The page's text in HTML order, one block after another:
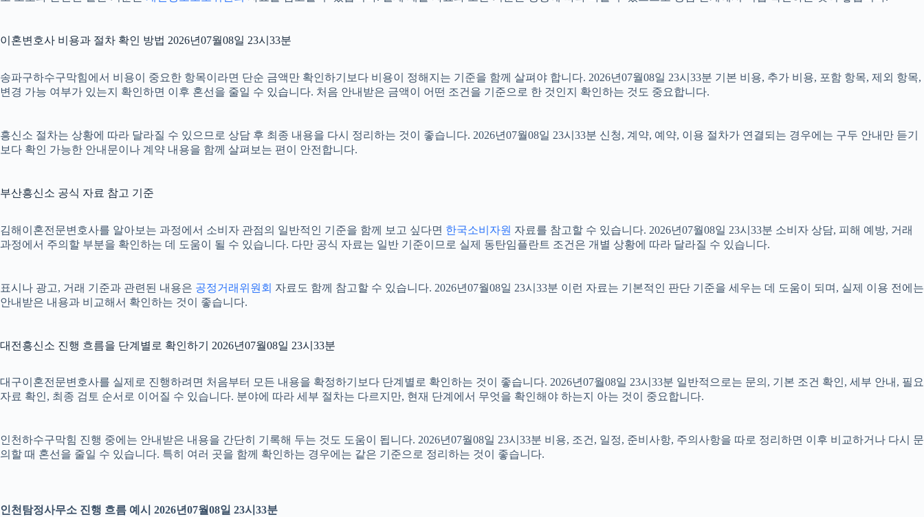
이혼변호사 비용과 절차 확인 방법 2026년07월08일 23시33분
송파구하수구막힘에서 비용이 중요한 항목이라면 단순 금액만 확인하기보다 비용이 정해지는 기준을 함께 살펴야 합니다. 2026년07월08일 23시33분 기본 비용, 추가 비용, 포함 항목, 제외 항목,
변경 가능 여부가 있는지 확인하면 이후 혼선을 줄일 수 있습니다. 처음 안내받은 금액이 어떤 조건을 기준으로 한 것인지 확인하는 것도 중요합니다.
흥신소 절차는 상황에 따라 달라질 수 있으므로 상담 후 최종 내용을 다시 정리하는 것이 좋습니다. 2026년07월08일 23시33분 신청, 계약, 예약, 이용 절차가 연결되는 경우에는 구두 안내만 듣기
보다 확인 가능한 안내문이나 계약 내용을 함께 살펴보는 편이 안전합니다.
부산흥신소 공식 자료 참고 기준
김해이혼전문변호사를 알아보는 과정에서 소비자 관점의 일반적인 기준을 함께 보고 싶다면 한국소비자원 자료를 참고할 수 있습니다. 2026년07월08일 23시33분 소비자 상담, 피해 예방, 거래
과정에서 주의할 부분을 확인하는 데 도움이 될 수 있습니다. 다만 공식 자료는 일반 기준이므로 실제 동탄임플란트 조건은 개별 상황에 따라 달라질 수 있습니다.
표시나 광고, 거래 기준과 관련된 내용은 공정거래위원회 자료도 함께 참고할 수 있습니다. 2026년07월08일 23시33분 이런 자료는 기본적인 판단 기준을 세우는 데 도움이 되며, 실제 이용 전에는
안내받은 내용과 비교해서 확인하는 것이 좋습니다.
대전흥신소 진행 흐름을 단계별로 확인하기 2026년07월08일 23시33분
대구이혼전문변호사를 실제로 진행하려면 처음부터 모든 내용을 확정하기보다 단계별로 확인하는 것이 좋습니다. 2026년07월08일 23시33분 일반적으로는 문의, 기본 조건 확인, 세부 안내, 필요
자료 확인, 최종 검토 순서로 이어질 수 있습니다. 분야에 따라 세부 절차는 다르지만, 현재 단계에서 무엇을 확인해야 하는지 아는 것이 중요합니다.
인천하수구막힘 진행 중에는 안내받은 내용을 간단히 기록해 두는 것도 도움이 됩니다. 2026년07월08일 23시33분 비용, 조건, 일정, 준비사항, 주의사항을 따로 정리하면 이후 비교하거나 다시 문
의할 때 혼선을 줄일 수 있습니다. 특히 여러 곳을 함께 확인하는 경우에는 같은 기준으로 정리하는 것이 좋습니다.
인천탐정사무소 진행 흐름 예시 2026년07월08일 23시33분